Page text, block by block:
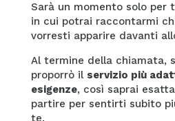
Sarà un momento solo per
in cui potrai raccontarmi
vorresti apparire davanti
Al termine della chiamata,
proporrò il servizio più
esigenze, così saprai
partire per sentirti subito
te.